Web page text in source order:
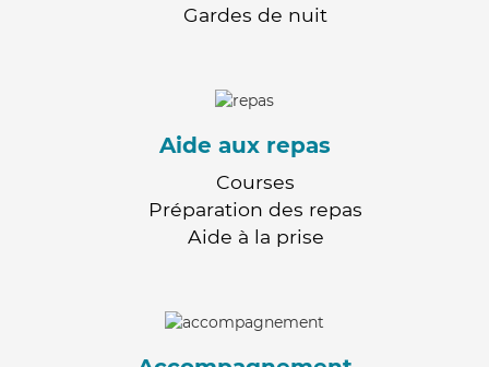
Gardes de nuit
Aide aux repas
Courses
Préparation des repas
Aide à la prise